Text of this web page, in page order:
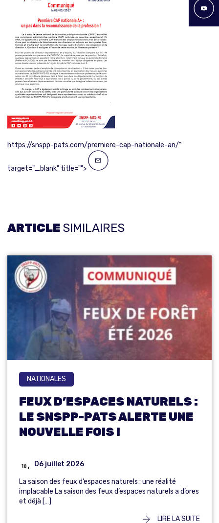
https://snspp-pats.com/premiere-cap-nationale-an/"
target="_blank" title="">
ARTICLE SIMILAIRES
NATIONALES
FEUX D’ESPACES NATURELS :
LE SNSPP-PATS ALERTE UNE
NOUVELLE FOIS !
06 juillet 2026
La saison des feux d’espaces naturels : une réalité
implacable La saison des feux d’espaces naturels a d’ores
et déjà […]
LIRE LA SUITE